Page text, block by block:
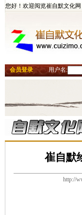
您好！欢迎阅览崔自默文化网
会员登录 用户名:
崔自默
http://